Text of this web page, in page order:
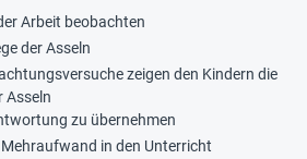
Arbeit beobachten
der Asseln
zeigen den Kindern die
Asseln
zu übernehmen
in den Unterricht